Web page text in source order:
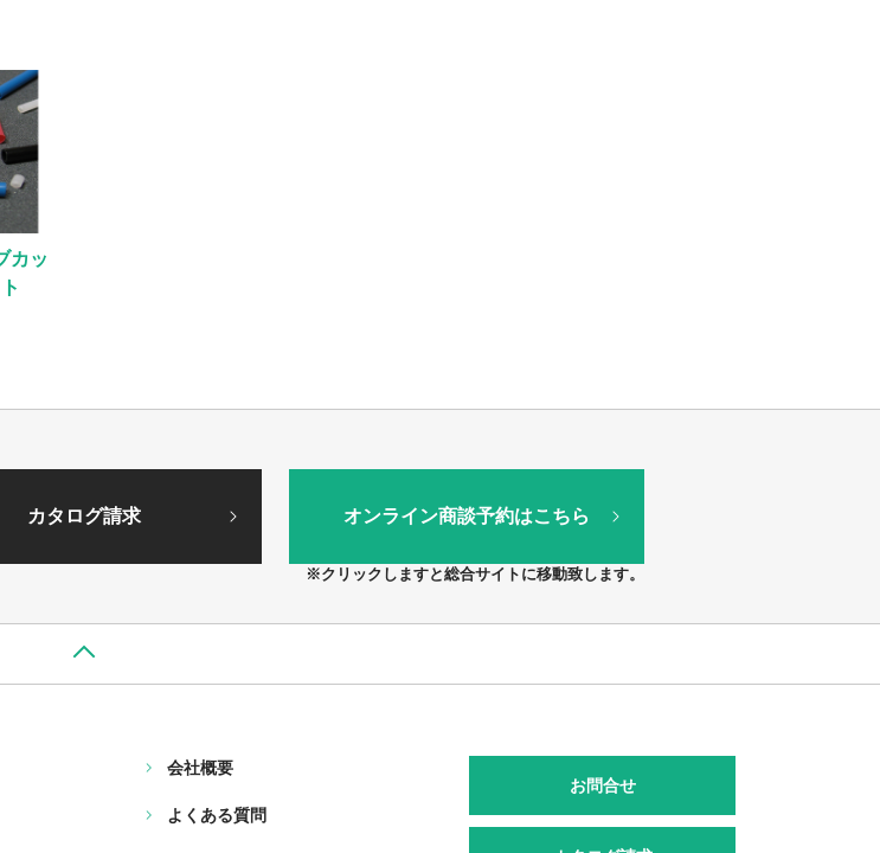
カッ
カタログ請求 オンライン商談予約はこちら
※クリックしますと総合サイトに移動致します。
会社概要
よくある質問
お問合せ